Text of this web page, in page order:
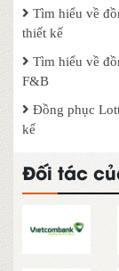
Tìm hiểu về
thiết kế
Tìm hiểu về
F&B
Đồng phục
kế
Đối tác